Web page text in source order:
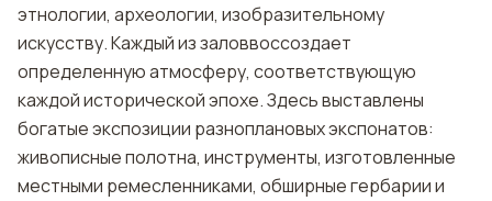
этнологии, археологии, изобразительному
искусству. Каждый из заловвоссоздает
определенную атмосферу, соответствующую
каждой исторической эпохе. Здесь выставлены
богатые экспозиции разноплановых экспонатов:
живописные полотна, инструменты, изготовленные
местными ремесленниками, обширные гербарии и